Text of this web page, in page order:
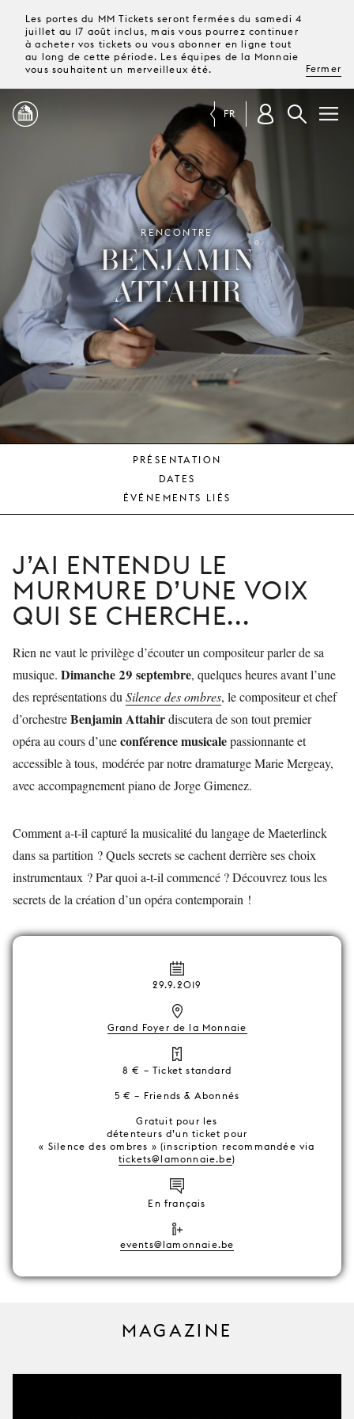
Les portes du MM Tickets seront fermées du samedi 4
juillet au 17 août inclus, mais vous pourrez continuer
à acheter vos tickets ou vous abonner en ligne tout
au long de cette période. Les équipes de la Monnaie
vous souhaitent un merveilleux été.
Fermer
PROGRAMME
MAGAZINE
TICKETS &
ABONNEMENTS
VISITE
JEUNE
PUBLIC
SOUTENIR
FR
RENCONTRE
BENJAMIN
ATTAHIR
PRÉSENTATION
DATES
ÉVÉNEMENTS LIÉS
J’AI ENTENDU LE
MURMURE D’UNE VOIX
QUI SE CHERCHE...
Rien ne vaut le privilège d’écouter un compositeur parler de sa
musique. Dimanche 29 septembre, quelques heures avant l’une
des représentations du Silence des ombres, le compositeur et chef
d’orchestreBenjamin Attahirdiscutera de son tout premier
opéra au cours d’uneconférence musicalepassionnante et
accessible à tous, modérée par notre dramaturge Marie Mergeay,
avec accompagnement piano de Jorge Gimenez.
Comment a-t-il capturé la musicalité du langage de Maeterlinck
dans sa partition ? Quels secrets se cachent derrière ses choix
instrumentaux ? Par quoi a-t-il commencé ? Découvrez tous les
secrets de la création d’un opéra contemporain !
29.9.2019
Grand Foyer de la Monnaie
8 € – Ticket standard
5 € – Friends & Abonnés
Gratuit pour les
détenteurs d’un ticket pour
« Silence des ombres » (inscription recommandée via
tickets@lamonnaie.be)
En français
events@lamonnaie.be
MAGAZINE